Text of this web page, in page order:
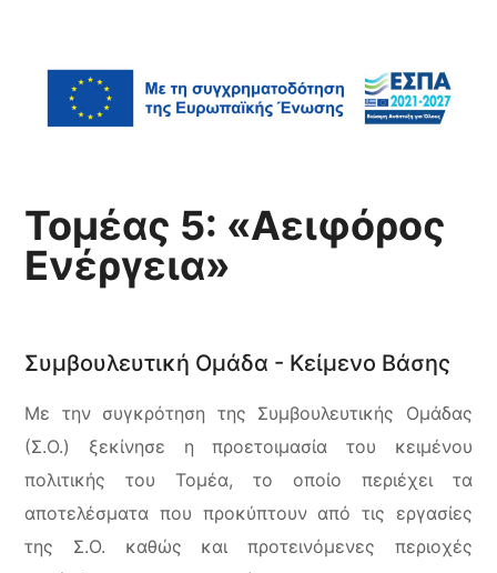
Τομέας 5: «Αειφόρος
Ενέργεια»
Συμβουλευτική Ομάδα - Κείμενο Βάσης
Με την συγκρότηση της Συμβουλευτικής Ομάδας
(Σ.Ο.) ξεκίνησε η προετοιμασία του κειμένου
πολιτικής του Τομέα, το οποίο περιέχει τα
αποτελέσματα που προκύπτουν από τις εργασίες
της Σ.Ο. καθώς και προτεινόμενες περιοχές